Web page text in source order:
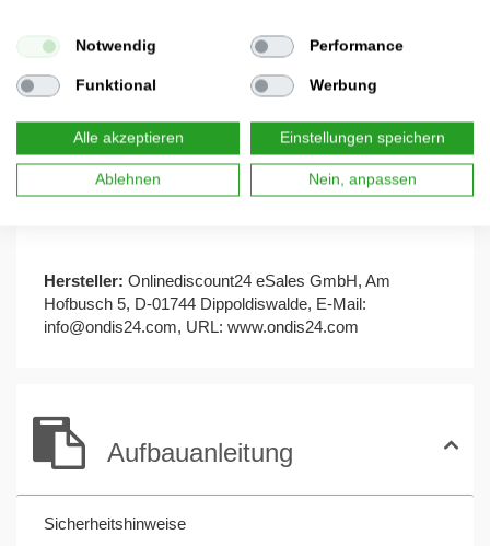
Die Klappenbreite beträgt ca. 68 cm - damit passen die
Außenmaße betragen 103 (H) x 38 (T) x 73 (B) cm.
Diese Postbox bietet bei Aufstellung an einem
geschützten Ort im Außenbereich einen zuverlässigen
Schutz vor Regen und allgemeiner Witterung.
Hersteller: Onlinediscount24 eSales GmbH, Am
Hofbusch 5, D-01744 Dippoldiswalde, E-Mail:
info@ondis24.com, URL: www.ondis24.com
Aufbauanleitung
Sicherheitshinweise
Notwendig Performance
Funktional Werbung
Alle akzeptieren Einstellungen speichern
Ablehnen Nein, anpassen